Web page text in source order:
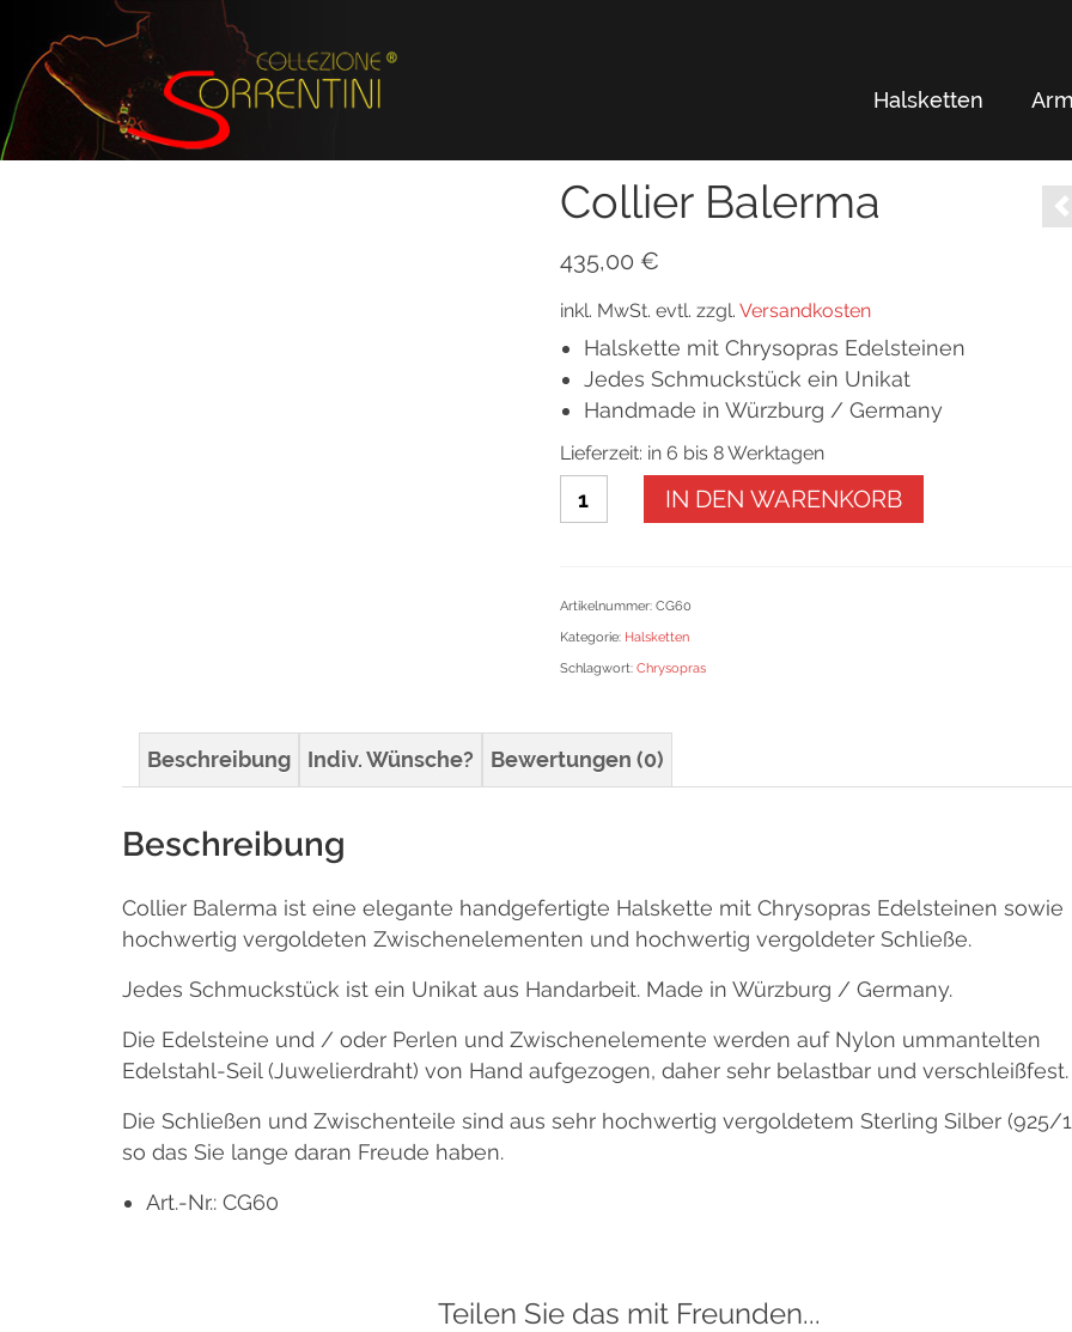
Halsketten
Collier Balerma
435,00 €
inkl. MwSt. evtl. zzgl. Versandkosten
Halskette mit Chrysopras Edelsteinen
Jedes Schmuckstück ein Unikat
Handmade in Würzburg / Germany
Lieferzeit: in 6 bis 8 Werktagen
Collier
Balerma
IN DEN WARENKORB
Artikelnummer: CG60
Kategorie: Halsketten
Schlagwort: Chrysopras
Beschreibung Indiv. Wünsche? Bewertungen (0)
Beschreibung
Collier Balerma ist eine elegante handgefertigte Halskette mit Chrysopras Edelsteinen sowie
hochwertig vergoldeten Zwischenelementen und hochwertig vergoldeter Schließe.
Jedes Schmuckstück ist ein Unikat aus Handarbeit. Made in Würzburg / Germany.
Die Edelsteine und / oder Perlen und Zwischenelemente werden auf Nylon ummantelten
Edelstahl-Seil (Juwelierdraht) von Hand aufgezogen, daher sehr belastbar und verschleißfest.
Die Schließen und Zwischenteile sind aus sehr hochwertig vergoldetem Sterling Silber (925/
so das Sie lange daran Freude haben.
Art.-Nr.: CG60
Teilen Sie das mit Freunden...